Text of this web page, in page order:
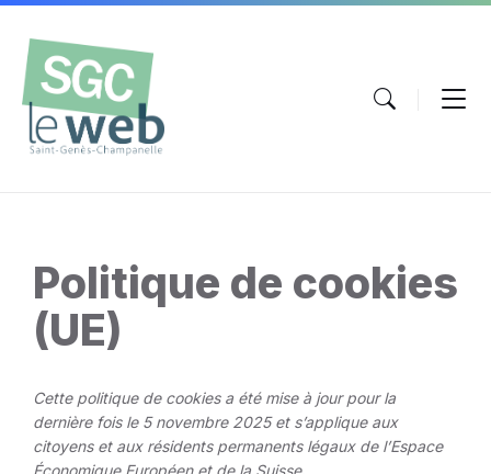
Aller
contenu
Passer
navigation
principale
Atteindre
pied
page
Politique de cookies
(UE)
Cette politique de cookies a été mise à jour pour la
dernière fois le 5 novembre 2025 et s’applique aux
citoyens et aux résidents permanents légaux de l’Espace
Économique Européen et de la Suisse.